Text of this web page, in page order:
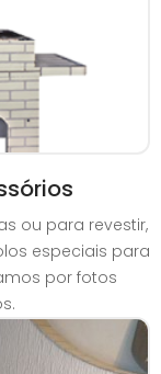
ou para revestir,
especiais para
por fotos